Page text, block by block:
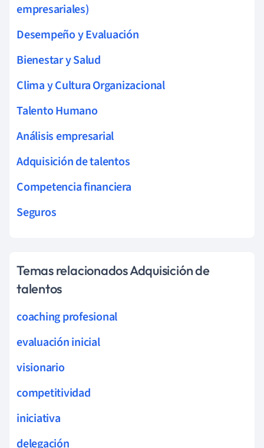
empresariales)
Desempeño y Evaluación
Bienestar y Salud
Clima y Cultura Organizacional
Talento Humano
Análisis empresarial
Adquisición de talentos
Competencia financiera
Seguros
Temas relacionados Adquisición de
talentos
coaching profesional
evaluación inicial
visionario
competitividad
iniciativa
delegación